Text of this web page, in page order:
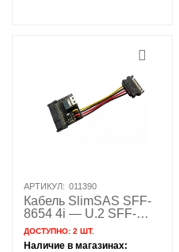
АРТИКУЛ: 011390
Кабель SlimSAS SFF-
8654 4i — U.2 SFF-
8639 с питанием SATA
ДОСТУПНО:2 ШТ.
Наличие в магазинах: